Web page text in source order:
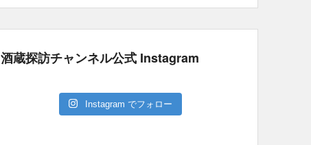
酒蔵探訪チャンネル公式 Instagram
Instagram でフォロー